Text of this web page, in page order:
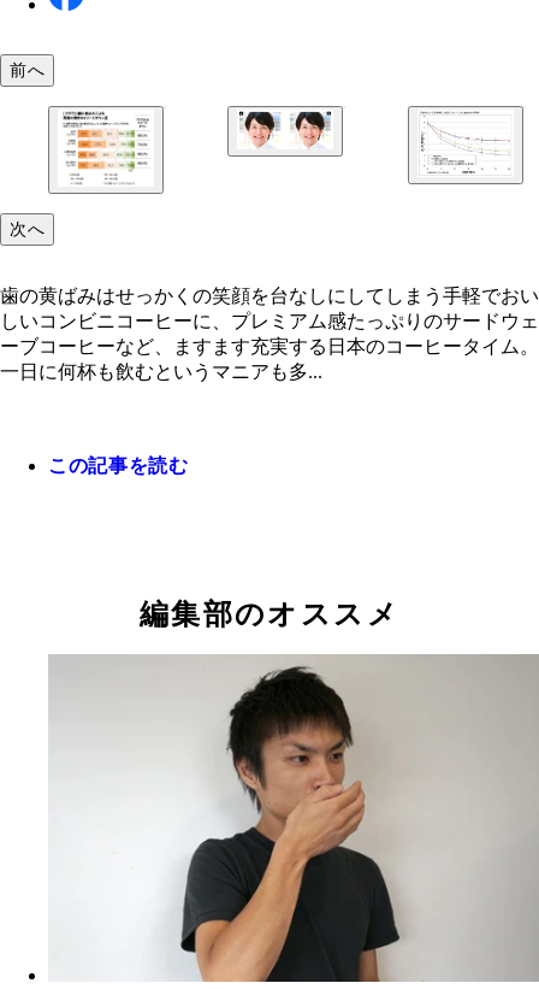
２００名に聞いたところ、（Ａ）は２８．１歳、
は３１．２歳と、３．１歳も差がついてしまった！
前へ
次へ
歯の黄ばみはせっかくの笑顔を台なしにしてしまう手軽でおい
しいコンビニコーヒーに、プレミアム感たっぷりのサードウェ
ーブコーヒーなど、ますます充実する日本のコーヒータイム。
一日に何杯も飲むというマニアも多...
この記事を読む
編集部のオススメ